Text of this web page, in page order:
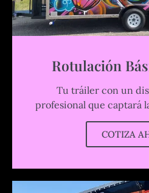
Rotulación
Tu tráiler con un
profesional que captará
COTIZA